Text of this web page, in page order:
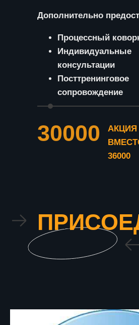
Дополнительно
Процессный
Индивидуальные
консультации
Посттренинговое
сопровождение
30000
АКЦИЯ
36000